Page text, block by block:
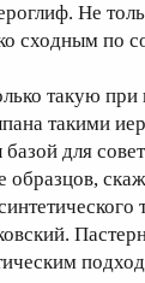
Не
сходным по
такую
такими
для
образцов,